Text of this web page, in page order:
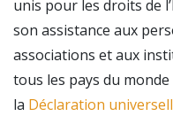
unis pour les droits de
son assistance aux
associations et aux
tous les pays du
la Déclaration